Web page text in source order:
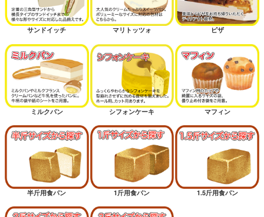
サンドイッチ マリトッツォ ピザ
ミルクパン シフォンケーキ マフィン
半斤用食パン 1斤用食パン 1.5斤用食パン